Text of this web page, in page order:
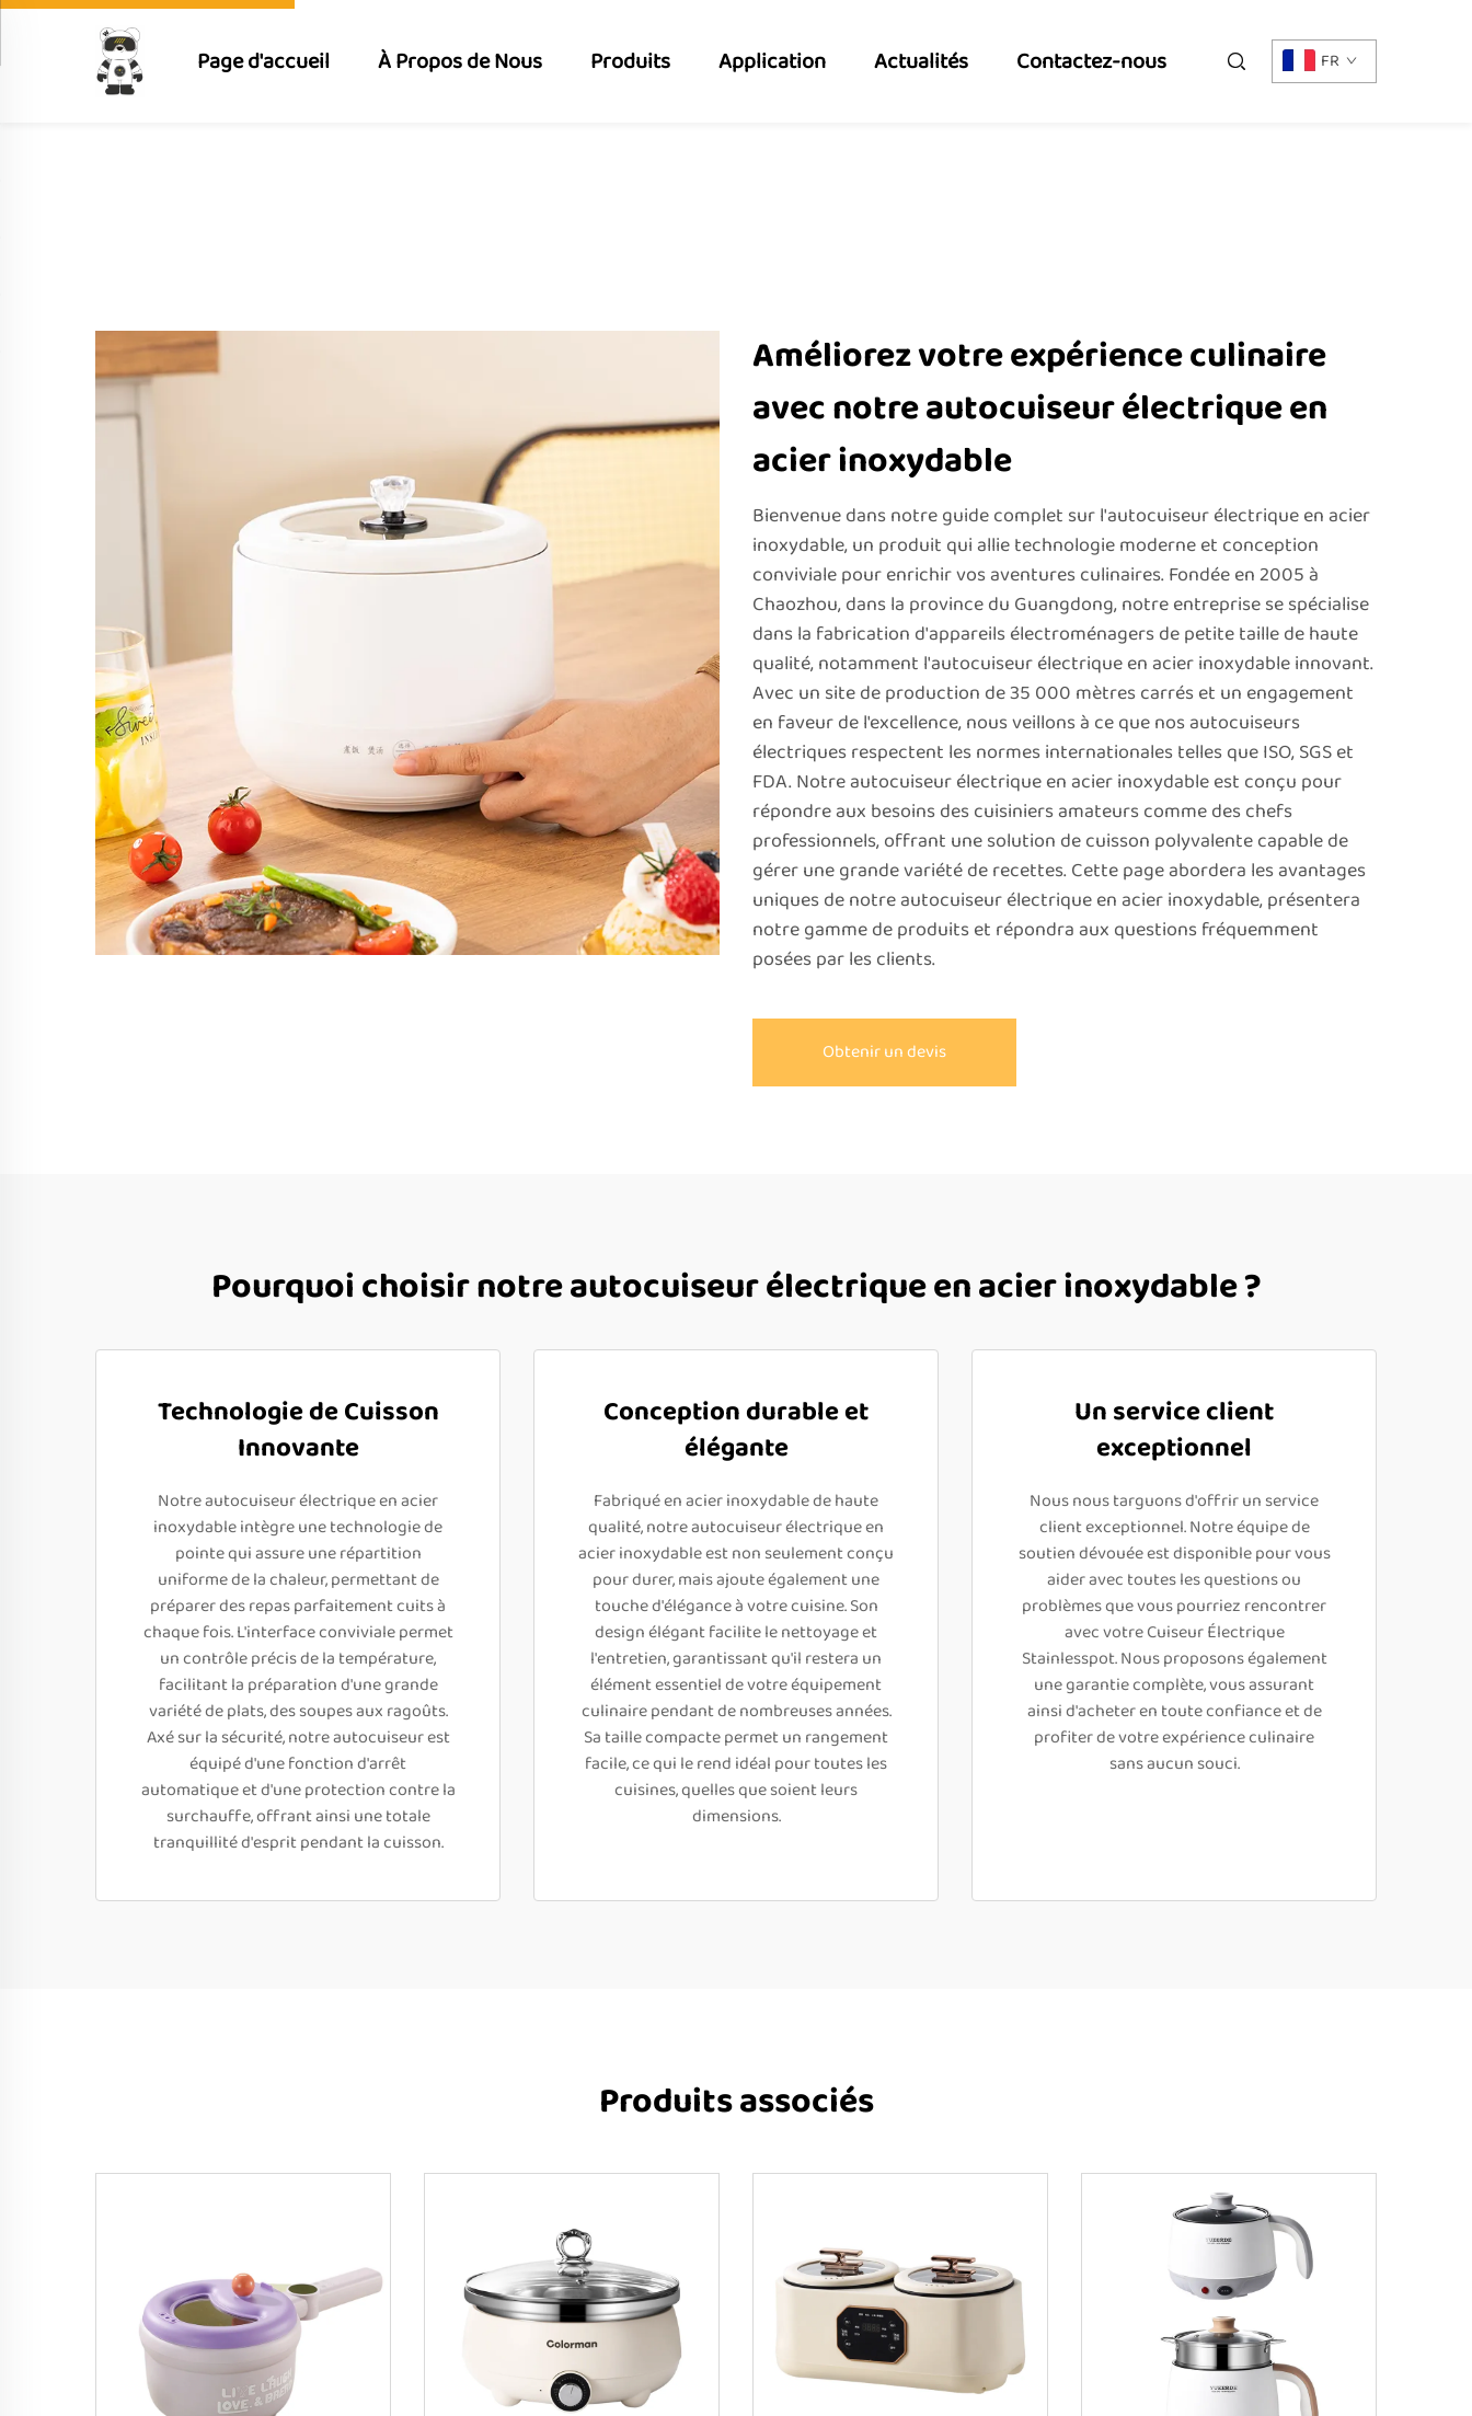
Page d'accueil À Propos de Nous Produits Application Actualités Contactez-nous FR
Améliorez votre expérience culinaire
avec notre autocuiseur électrique en
acier inoxydable
Bienvenue dans notre guide complet sur l'autocuiseur électrique en acier
inoxydable, un produit qui allie technologie moderne et conception
conviviale pour enrichir vos aventures culinaires. Fondée en 2005 à
Chaozhou, dans la province du Guangdong, notre entreprise se spécialise
dans la fabrication d'appareils électroménagers de petite taille de haute
qualité, notamment l'autocuiseur électrique en acier inoxydable innovant.
Avec un site de production de 35 000 mètres carrés et un engagement
en faveur de l'excellence, nous veillons à ce que nos autocuiseurs
électriques respectent les normes internationales telles que ISO, SGS et
FDA. Notre autocuiseur électrique en acier inoxydable est conçu pour
répondre aux besoins des cuisiniers amateurs comme des chefs
professionnels, offrant une solution de cuisson polyvalente capable de
gérer une grande variété de recettes. Cette page abordera les avantages
uniques de notre autocuiseur électrique en acier inoxydable, présentera
notre gamme de produits et répondra aux questions fréquemment
posées par les clients.
Obtenir un devis
Pourquoi choisir notre autocuiseur électrique en acier inoxydable ?
Technologie de Cuisson
Innovante
Notre autocuiseur électrique en acier
inoxydable intègre une technologie de
pointe qui assure une répartition
uniforme de la chaleur, permettant de
préparer des repas parfaitement cuits à
chaque fois. L'interface conviviale permet
un contrôle précis de la température,
facilitant la préparation d'une grande
variété de plats, des soupes aux ragoûts.
Axé sur la sécurité, notre autocuiseur est
équipé d'une fonction d'arrêt
automatique et d'une protection contre la
surchauffe, offrant ainsi une totale
tranquillité d'esprit pendant la cuisson.
Conception durable et
élégante
Fabriqué en acier inoxydable de haute
qualité, notre autocuiseur électrique en
acier inoxydable est non seulement conçu
pour durer, mais ajoute également une
touche d'élégance à votre cuisine. Son
design élégant facilite le nettoyage et
l'entretien, garantissant qu'il restera un
élément essentiel de votre équipement
culinaire pendant de nombreuses années.
Sa taille compacte permet un rangement
facile, ce qui le rend idéal pour toutes les
cuisines, quelles que soient leurs
dimensions.
Un service client
exceptionnel
Nous nous targuons d'offrir un service
client exceptionnel. Notre équipe de
soutien dévouée est disponible pour vous
aider avec toutes les questions ou
problèmes que vous pourriez rencontrer
avec votre Cuiseur Électrique
Stainlesspot. Nous proposons également
une garantie complète, vous assurant
ainsi d'acheter en toute confiance et de
profiter de votre expérience culinaire
sans aucun souci.
Produits associés